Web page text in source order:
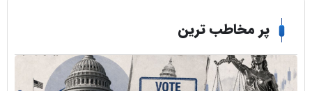
پر مخاطب ترین